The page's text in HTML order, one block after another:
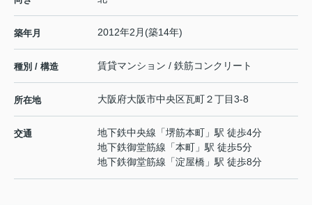
築年月 2012年2月(築14年)
種別 / 構造 賃貸マンション / 鉄筋コンクリート
所在地 大阪府大阪市中央区瓦町２丁目3-8
交通 地下鉄中央線 「堺筋本町 」駅 徒歩4分
地下鉄御堂筋線 「本町 」駅 徒歩5分
地下鉄御堂筋線 「淀屋橋 」駅 徒歩8分